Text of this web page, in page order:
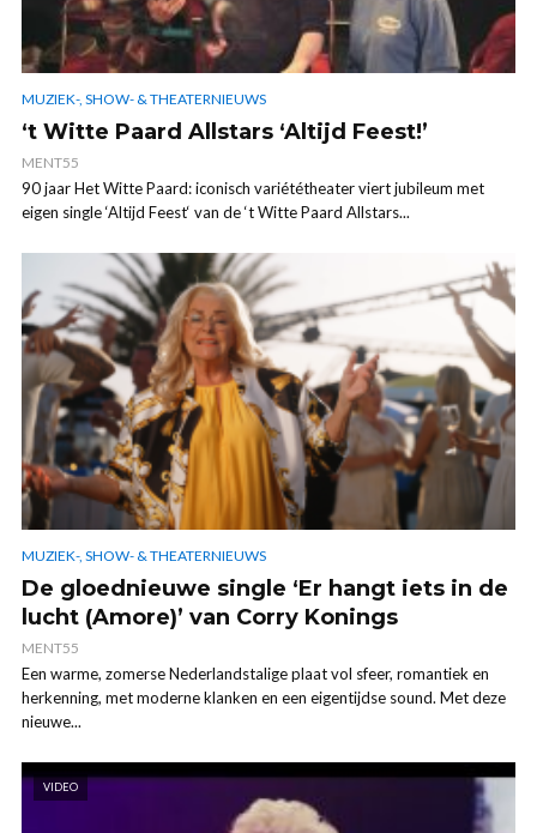
MUZIEK-, SHOW- & THEATERNIEUWS
‘t Witte Paard Allstars ‘Altijd Feest!’
MENT55
90 jaar Het Witte Paard: iconisch variététheater viert jubileum met
eigen single ‘Altijd Feest‘ van de ‘t Witte Paard Allstars...
MUZIEK-, SHOW- & THEATERNIEUWS
De gloednieuwe single ‘Er hangt iets in de
lucht (Amore)’ van Corry Konings
MENT55
Een warme, zomerse Nederlandstalige plaat vol sfeer, romantiek en
herkenning, met moderne klanken en een eigentijdse sound. Met deze
nieuwe...
VIDEO